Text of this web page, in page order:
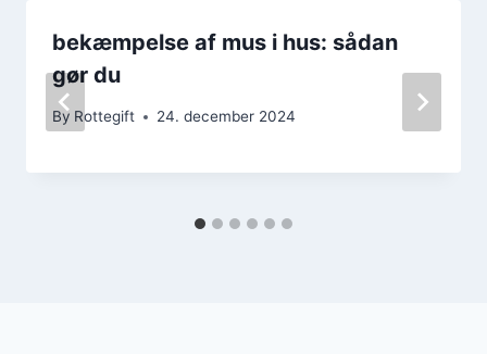
bekæmpelse af mus i hus: sådan
gør du
By Rottegift 24. december 2024